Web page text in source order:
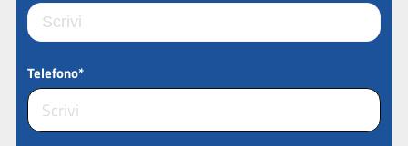
Telefono*